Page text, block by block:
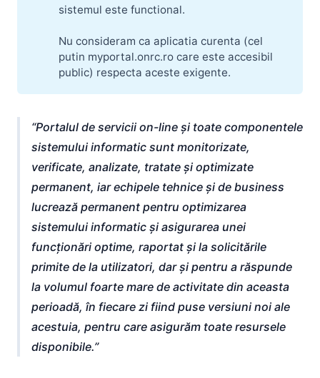
sistemul este functional.
Nu consideram ca aplicatia curenta (cel
putin myportal.onrc.ro care este accesibil
public) respecta aceste exigente.
Portalul de servicii on-line și toate componentele
sistemului informatic sunt monitorizate,
verificate, analizate, tratate și optimizate
permanent, iar echipele tehnice și de business
lucrează permanent pentru optimizarea
sistemului informatic și asigurarea unei
funcționări optime, raportat și la solicitările
primite de la utilizatori, dar și pentru a răspunde
la volumul foarte mare de activitate din aceasta
perioadă, în fiecare zi fiind puse versiuni noi ale
acestuia, pentru care asigurăm toate resursele
disponibile.